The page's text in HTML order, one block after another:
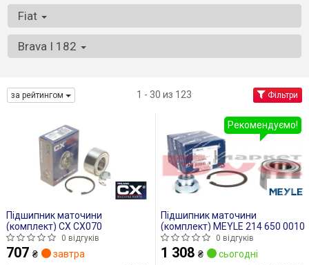
Fiat
Brava I 182
за рейтингом 1 - 30 из 123 Фільтри
Підшипник маточини
(комплект) CX CX070
0 відгуків
707 ₴ завтра
Підшипник маточини
(комплект) MEYLE 214 650 0010
0 відгуків
1 308 ₴ сьогодні
Рекомендуємо!